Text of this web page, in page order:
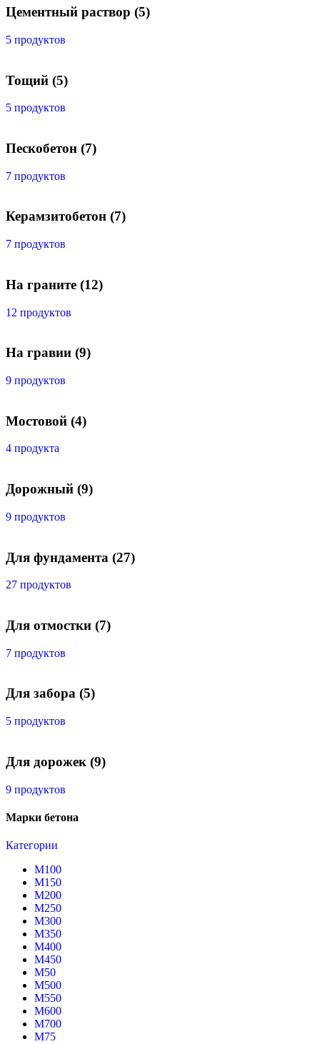
Цементный раствор (5)
5 продуктов
Тощий (5)
5 продуктов
Пескобетон (7)
7 продуктов
Керамзитобетон (7)
7 продуктов
На граните (12)
12 продуктов
На гравии (9)
9 продуктов
Мостовой (4)
4 продукта
Дорожный (9)
9 продуктов
Для фундамента (27)
27 продуктов
Для отмостки (7)
7 продуктов
Для забора (5)
5 продуктов
Для дорожек (9)
9 продуктов
Марки бетона
Категории
М100
М150
М200
М250
М300
М350
М400
М450
М50
М500
М550
М600
М700
М75